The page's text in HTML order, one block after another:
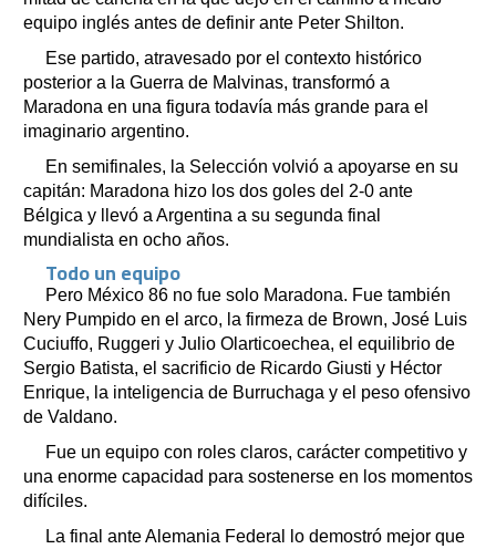
equipo inglés antes de definir ante Peter Shilton.
Ese partido, atravesado por el contexto histórico
posterior a la Guerra de Malvinas, transformó a
Maradona en una figura todavía más grande para el
imaginario argentino.
En semifinales, la Selección volvió a apoyarse en su
capitán: Maradona hizo los dos goles del 2-0 ante
Bélgica y llevó a Argentina a su segunda final
mundialista en ocho años.
Todo un equipo
Pero México 86 no fue solo Maradona. Fue también
Nery Pumpido en el arco, la firmeza de Brown, José Luis
Cuciuffo, Ruggeri y Julio Olarticoechea, el equilibrio de
Sergio Batista, el sacrificio de Ricardo Giusti y Héctor
Enrique, la inteligencia de Burruchaga y el peso ofensivo
de Valdano.
Fue un equipo con roles claros, carácter competitivo y
una enorme capacidad para sostenerse en los momentos
difíciles.
La final ante Alemania Federal lo demostró mejor que